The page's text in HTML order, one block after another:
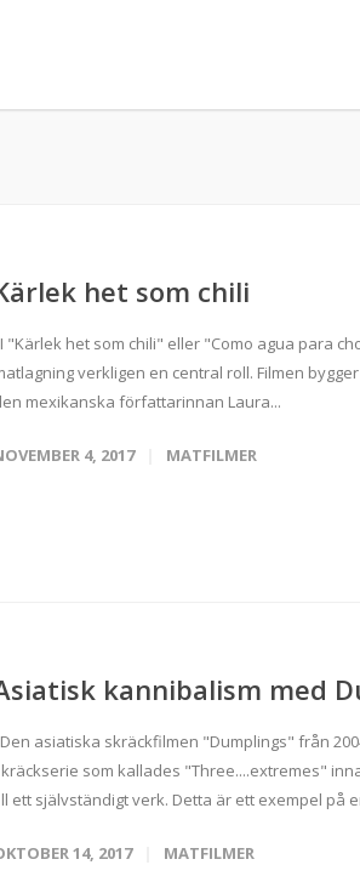
het som chili
het som chili" eller "Como agua para
verkligen en central roll. Filmen
mexikanska författarinnan Laura...
4, 2017 MATFILMER
kannibalism med
asiatiska skräckfilmen "Dumplings" från
som kallades "Three....extremes"
ett självständigt verk. Detta är ett exempel på
14, 2017 MATFILMER